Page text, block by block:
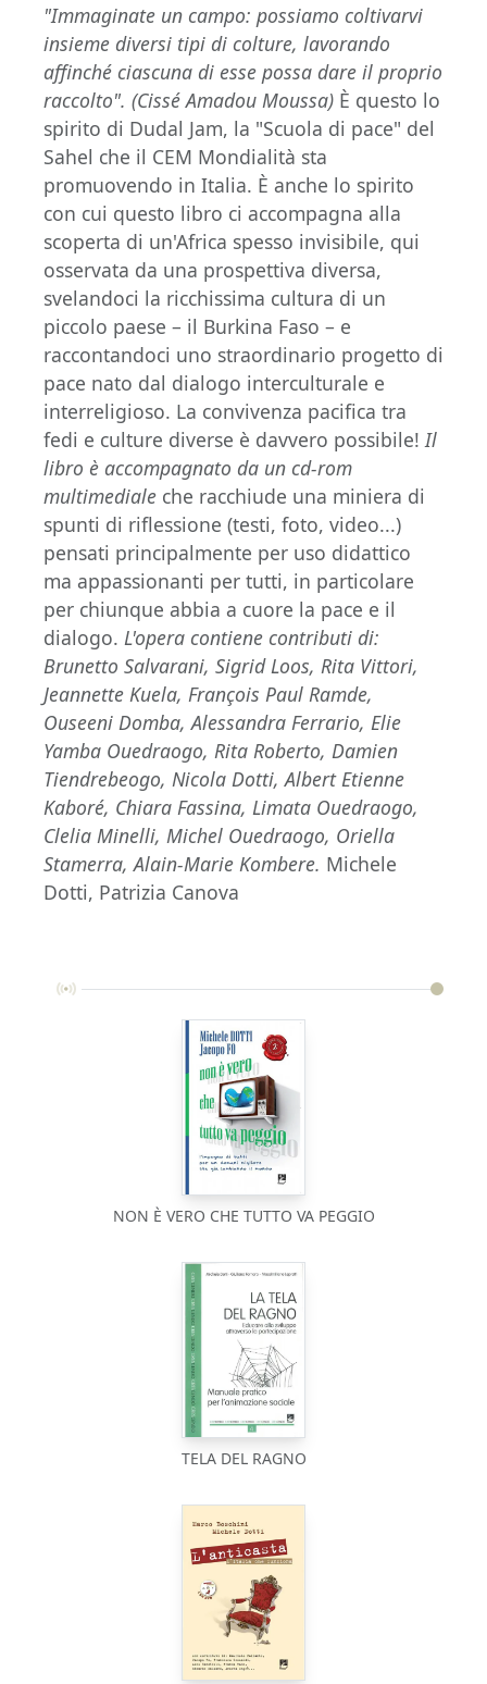
"Immaginate un campo: possiamo coltivarvi
insieme diversi tipi di colture, lavorando
affinché ciascuna di esse possa dare il proprio
raccolto". (Cissé Amadou Moussa) È questo lo
spirito di Dudal Jam, la "Scuola di pace" del
Sahel che il CEM Mondialità sta
promuovendo in Italia. È anche lo spirito
con cui questo libro ci accompagna alla
scoperta di un'Africa spesso invisibile, qui
osservata da una prospettiva diversa,
svelandoci la ricchissima cultura di un
piccolo paese – il Burkina Faso – e
raccontandoci uno straordinario progetto di
pace nato dal dialogo interculturale e
interreligioso. La convivenza pacifica tra
fedi e culture diverse è davvero possibile!Il
libro è accompagnato da un cd-rom
multimediale che racchiude una miniera di
spunti di riflessione (testi, foto, video...)
pensati principalmente per uso didattico
ma appassionanti per tutti, in particolare
per chiunque abbia a cuore la pace e il
dialogo. L'opera contiene contributi di:
Brunetto Salvarani, Sigrid Loos, Rita Vittori,
Jeannette Kuela, François Paul Ramde,
Ouseeni Domba, Alessandra Ferrario, Elie
Yamba Ouedraogo, Rita Roberto, Damien
Tiendrebeogo, Nicola Dotti, Albert Etienne
Kaboré, Chiara Fassina, Limata Ouedraogo,
Clelia Minelli, Michel Ouedraogo, Oriella
Stamerra, Alain-Marie Kombere. Michele
Dotti, Patrizia Canova
NON È VERO CHE TUTTO VA PEGGIO
TELA DEL RAGNO